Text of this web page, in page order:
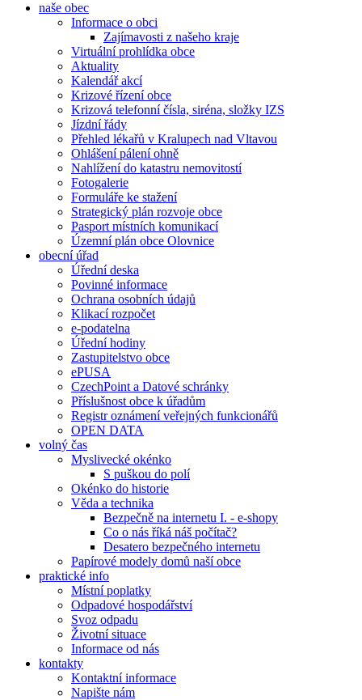
naše obec
Informace o obci
Zajímavosti z našeho kraje
Virtuální prohlídka obce
Aktuality
Kalendář akcí
Krizové řízení obce
Krizová telefonní čísla, siréna, složky IZS
Jízdní řády
Přehled lékařů v Kralupech nad Vltavou
Ohlášení pálení ohně
Nahlížení do katastru nemovitostí
Fotogalerie
Formuláře ke stažení
Strategický plán rozvoje obce
Pasport místních komunikací
Územní plán obce Olovnice
obecní úřad
Úřední deska
Povinné informace
Ochrana osobních údajů
Klikací rozpočet
e-podatelna
Úřední hodiny
Zastupitelstvo obce
ePUSA
CzechPoint a Datové schránky
Příslušnost obce k úřadům
Registr oznámení veřejných funkcionářů
OPEN DATA
volný čas
Myslivecké okénko
S puškou do polí
Okénko do historie
Věda a technika
Bezpečně na internetu I. - e-shopy
Co o nás říká náš počítač?
Desatero bezpečného internetu
Papírové modely domů naší obce
praktické info
Místní poplatky
Odpadové hospodářství
Svoz odpadu
Životní situace
Informace od nás
kontakty
Kontaktní informace
Napište nám